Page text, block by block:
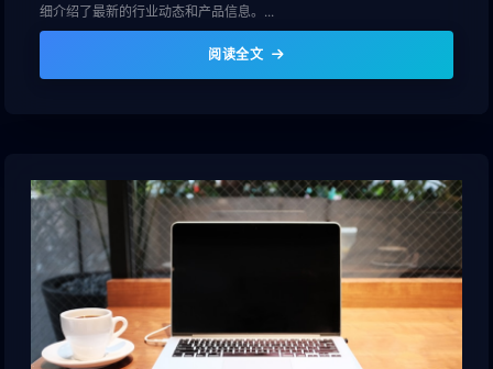
细介绍了最新的行业动态和产品信息。...
阅读全文